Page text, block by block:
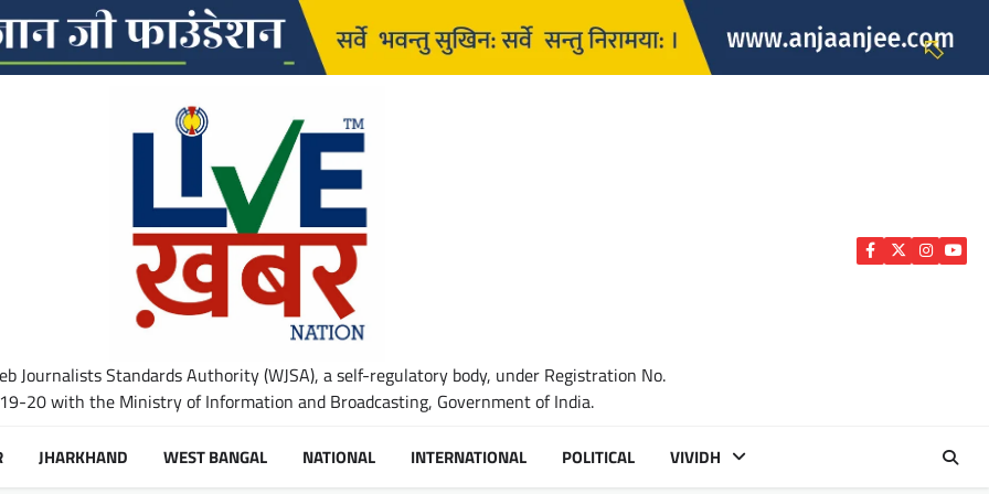
Journalists Standards Authority (WJSA), a self-regulatory body, under Registration No.
20 with the Ministry of Information and Broadcasting, Government of India.
Facebook
Twitter
JHARKHAND WEST BANGAL NATIONAL INTERNATIONAL POLITICAL VIVIDH